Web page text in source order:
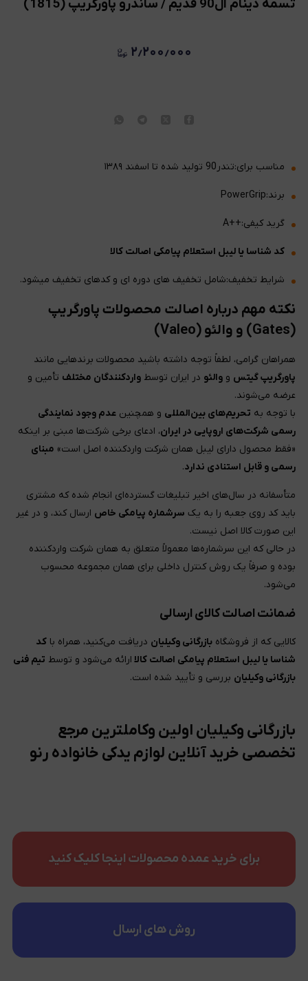
تسمه دینام ال90 قدیم / ساندرو پاورگریپ (1815)
۲٫۲۰۰٫۰۰۰
مناسب برای:تندر90 تولید شده تا اسفند ۱۳۸۹
برند:PowerGrip
گرید کیفی:++A
کد شناسا یا لیبل استعلام پیامکی اصالت کالا
شرایط تخفیف:شامل تخفیف های دوره ای و کدهای تخفیف میشود.
نکته مهم درباره اصالت محصولات پاورگریپ
(Gates) و والئو (Valeo)
همراهان گرامی، لطفاً توجه داشته باشید محصولات برندهایی مانند
پاورگریپ گیتس و والئو در ایران توسط واردکنندگان مختلف تأمین و
عرضه می‌شوند.
با توجه به تحریم‌های بین‌المللی و همچنین عدم وجود نمایندگی
رسمی شرکت‌های اروپایی در ایران، ادعای برخی شرکت‌ها مبنی بر اینکه
«فقط محصول دارای لیبل همان شرکت واردکننده اصل است» مبنای
رسمی و قابل استنادی ندارد.
متأسفانه در سال‌های اخیر تبلیغات گسترده‌ای انجام شده که مشتری
باید کد روی جعبه را به یک سرشماره پیامکی خاص ارسال کند، و در غیر
این صورت کالا اصل نیست.
در حالی که این سرشماره‌ها معمولاً متعلق به همان شرکت واردکننده
بوده و صرفاً یک روش کنترل داخلی برای همان مجموعه محسوب
می‌شود.
ضمانت اصالت کالای ارسالی
کالایی که از فروشگاه بازرگانی وکیلیان دریافت می‌کنید، همراه با کد
شناسا یا لیبل استعلام پیامکی اصالت کالا ارائه می‌شود و توسط تیم فنی
بازرگانی وکیلیان بررسی و تأیید شده است.
بازرگانی وکیلیان اولین وکاملترین مرجع
تخصصی خرید آنلاین لوازم یدکی خانواده رنو
برای خرید عمده محصولات اینجا کلیک کنید
روش های ارسال